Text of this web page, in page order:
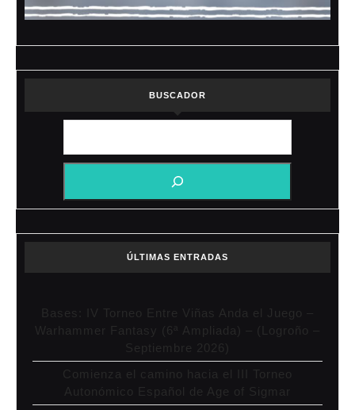
BUSCADOR
ÚLTIMAS ENTRADAS
Bases: IV Torneo Entre Viñas Anda el Juego –
Warhammer Fantasy (6ª Ampliada) – (Logroño –
Septiembre 2026)
Comienza el camino hacia el III Torneo
Autonómico Español de Age of Sigmar